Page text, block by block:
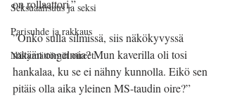
Seksuaalisuus ja seksi
Parisuhde ja rakkaus
Näkymättömät oireet
on rollaattori.”
”Onko sulla silmissä, siis näkökyvyssä
mitään ongelmia? Mun kaverilla oli tosi
hankalaa, ku se ei nähny kunnolla. Eikö sen
pitäis olla aika yleinen MS-taudin oire?”